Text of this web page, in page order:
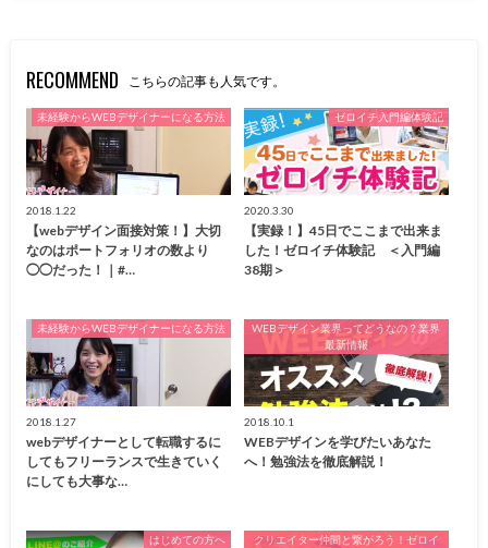
RECOMMEND こちらの記事も人気です。
未経験からWEBデザイナーになる方法
2018.1.22
【webデザイン面接対策！】大切
なのはポートフォリオの数より
◯◯だった！｜#…
ゼロイチ入門編体験記
2020.3.30
【実録！】45日でここまで出来ま
した！ゼロイチ体験記 ＜入門編
38期＞
未経験からWEBデザイナーになる方法
2018.1.27
webデザイナーとして転職するに
してもフリーランスで生きていく
にしても大事な…
WEBデザイン業界ってどうなの？業界
最新情報
2018.10.1
WEBデザインを学びたいあなた
へ！勉強法を徹底解説！
はじめての方へ
クリエイター仲間と繋がろう！ゼロイ